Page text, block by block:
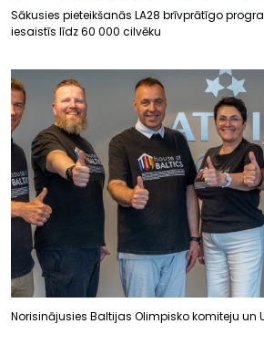
Sākusies pieteikšanās LA28 brīvprātīgo
iesaistīs līdz 60 000 cilvēku
Norisinājusies Baltijas Olimpisko komiteju un